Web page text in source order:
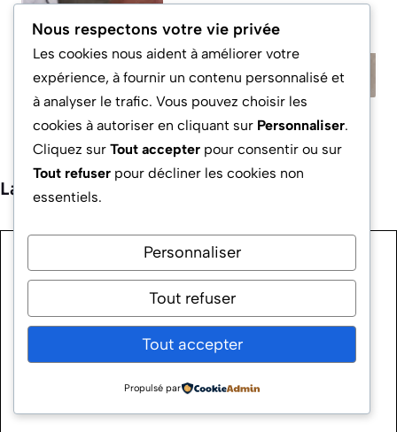
A Quoi Sert un Certificat
d’Irrécouvrabilité ?
Laisser un commentaire
Commentaire
Nous respectons votre vie privée
Les cookies nous aident à améliorer votre
expérience, à fournir un contenu personnalisé et
à analyser le trafic. Vous pouvez choisir les
cookies à autoriser en cliquant sur Personnaliser.
Cliquez sur Tout accepter pour consentir ou sur
Tout refuser pour décliner les cookies non
essentiels.
Personnaliser
Tout refuser
Tout accepter
Propulsé par